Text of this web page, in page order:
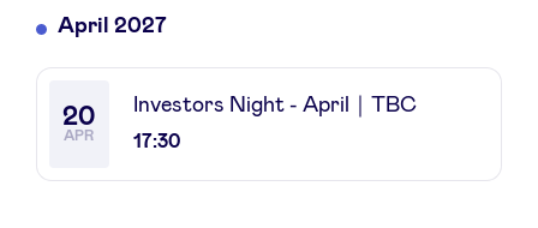
April 2027
20
APR 17:30
Investors Night - April｜TBC